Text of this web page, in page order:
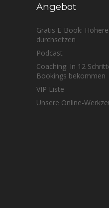
Angebot
Gratis E-Book:
durchsetzen
Podcast
Coaching: In 12
Bookings bekommen
VIP Liste
Unsere Online-